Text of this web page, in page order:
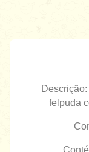
felpuda